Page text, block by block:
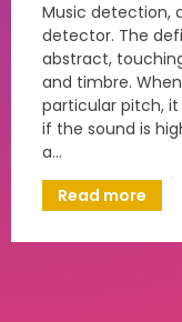
Music detection,
detector. The
abstract,
and timbre.
particular pitch,
if the sound is
a…
Read more